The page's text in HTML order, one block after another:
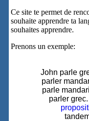
Ce site te permet de
souhaite apprendre ta
souhaites apprendre.
Prenons un exemple:
John parle
parler
parle
parler